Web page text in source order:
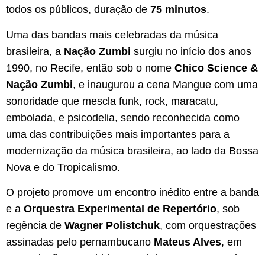
todos os públicos, duração de 75 minutos.
Uma das bandas mais celebradas da música
brasileira, a Nação Zumbi surgiu no início dos anos
1990, no Recife, então sob o nome Chico Science &
Nação Zumbi, e inaugurou a cena Mangue com uma
sonoridade que mescla funk, rock, maracatu,
embolada, e psicodelia, sendo reconhecida como
uma das contribuições mais importantes para a
modernização da música brasileira, ao lado da Bossa
Nova e do Tropicalismo.
O projeto promove um encontro inédito entre a banda
e a Orquestra Experimental de Repertório, sob
regência de Wagner Polistchuk, com orquestrações
assinadas pelo pernambucano Mateus Alves, em